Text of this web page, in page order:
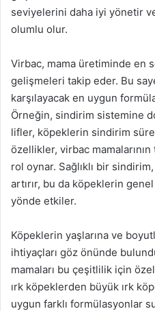
seviyelerini daha iyi yönetir
olumlu olur.
Virbac, mama üretiminde en
gelişmeleri takip eder. Bu
karşılayacak en uygun
Örneğin, sindirim sistemine
lifler, köpeklerin sindirim
özellikler, virbac
rol oynar. Sağlıklı bir
artırır, bu da köpeklerin
yönde etkiler.
Köpeklerin yaşlarına ve
ihtiyaçları göz önünde
mamaları bu çeşitlilik için
ırk köpeklerden büyük ırk
uygun farklı formülasyonlar